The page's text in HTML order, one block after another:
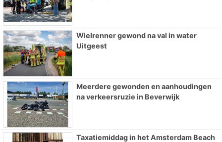
Wielrenner gewond na val in water
Uitgeest
Meerdere gewonden en aanhoudingen
na verkeersruzie in Beverwijk
Taxatiemiddag in het Amsterdam Beach